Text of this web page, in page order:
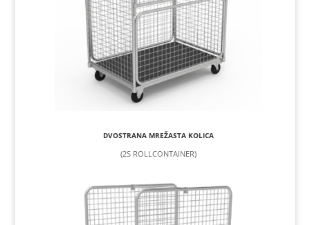
DVOSTRANA MREŽASTA KOLICA
(2S ROLLCONTAINER)